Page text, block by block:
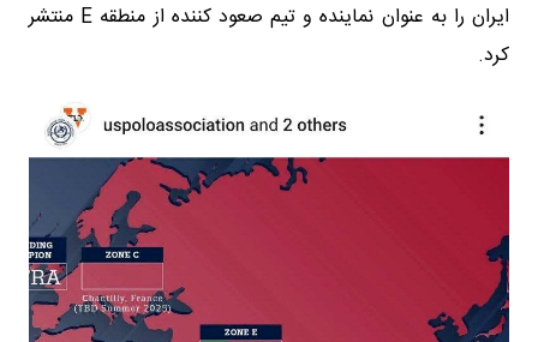
ایران را به عنوان نماینده و تیم صعود کننده از منطقه E منتشر
کرد.